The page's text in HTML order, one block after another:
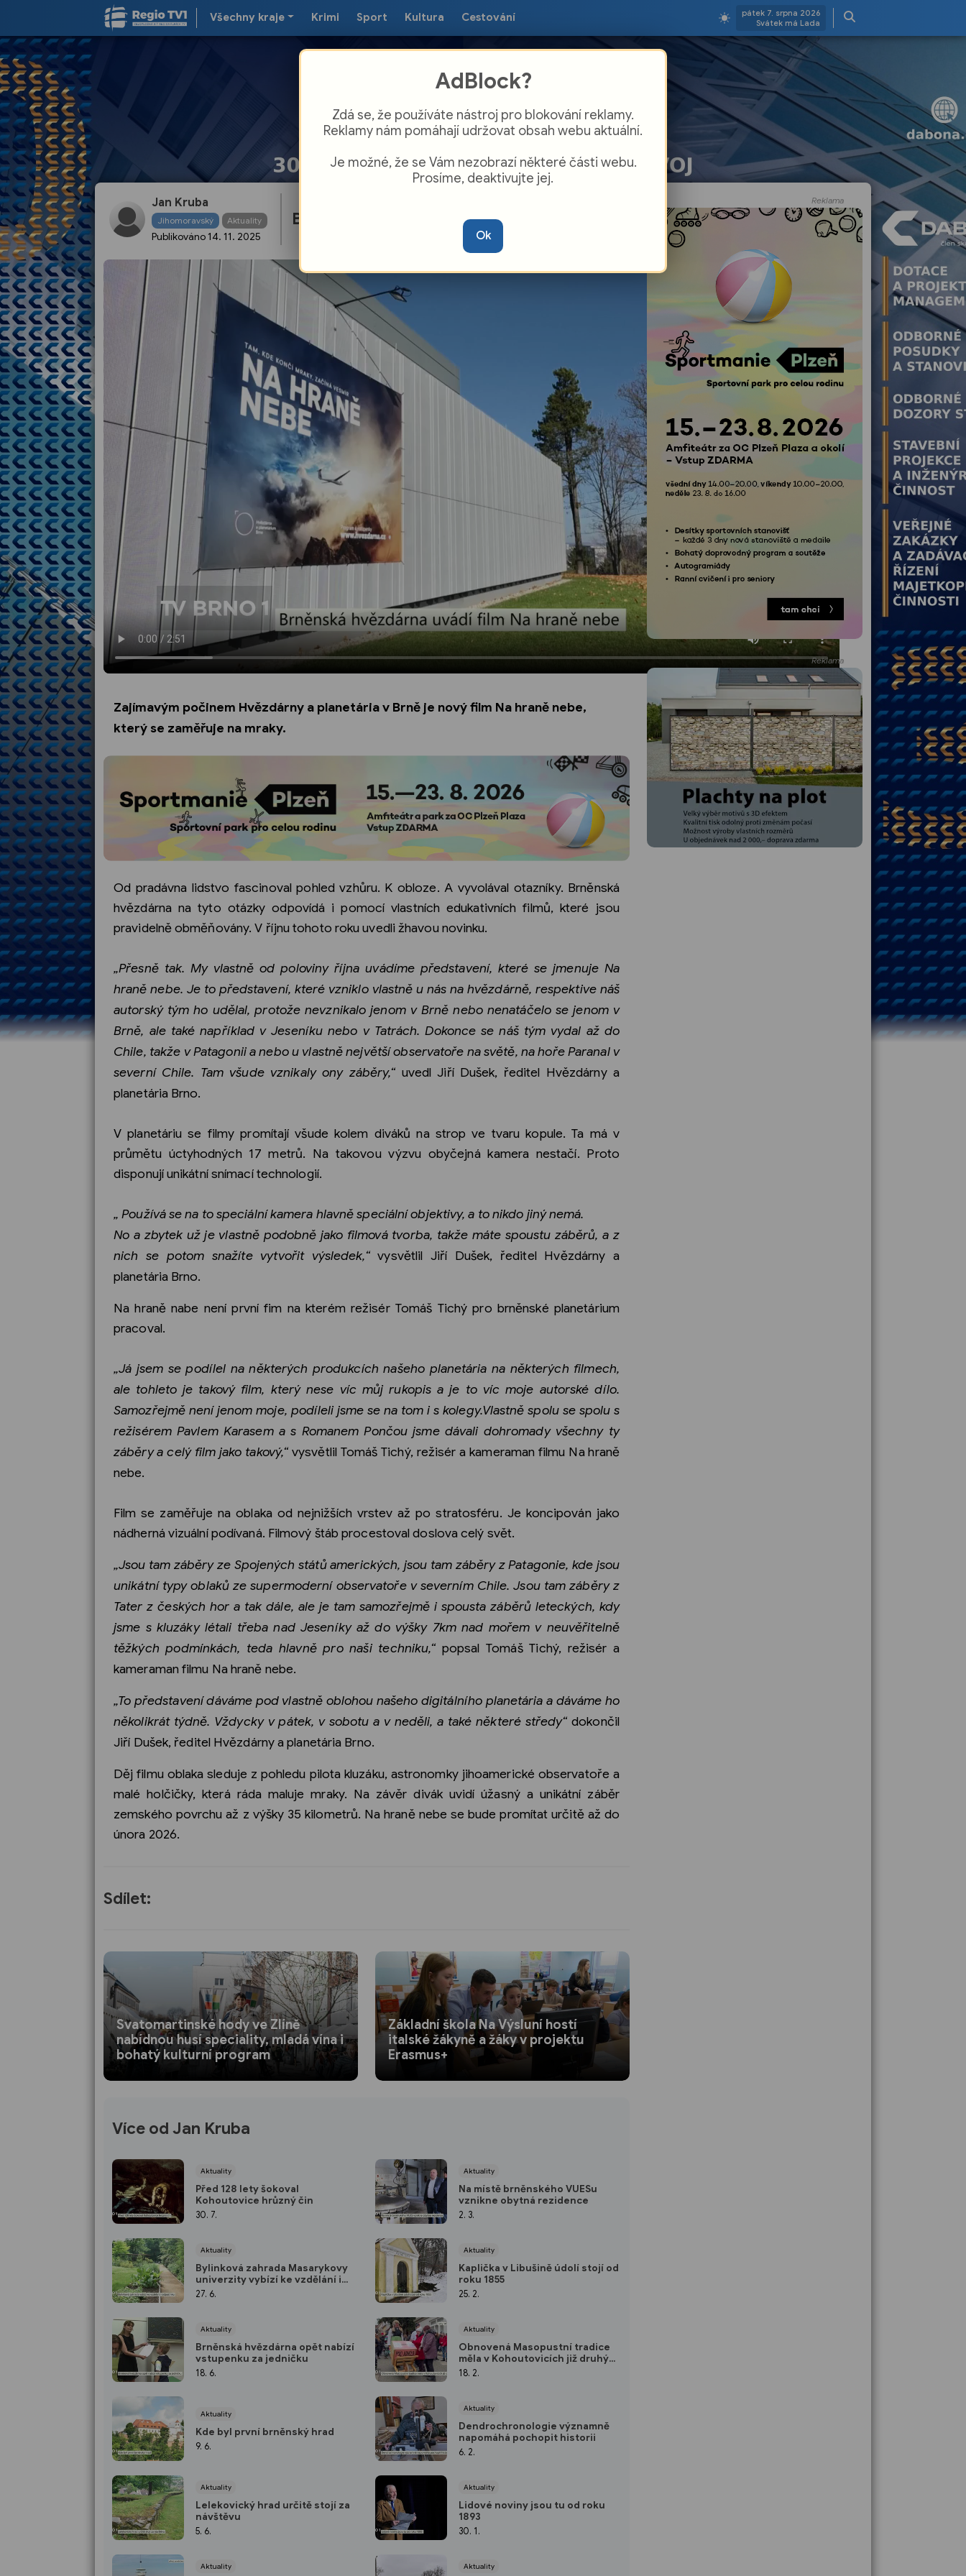
Všechny kraje Krimi Sport Kultura Cestování
pátek 7. srpna 2026
Svátek má Lada
Jan Kruba
Jihomoravský Aktuality
Publikováno 14. 11. 2025
Brněnská hvězdárna uvádí film Na hraně nebe
Zajímavým počinem Hvězdárny a planetária v Brně je nový film Na hraně nebe,
který se zaměřuje na mraky.
Od pradávna lidstvo fascinoval pohled vzhůru. K obloze. A vyvolával otazníky. Brněnská
hvězdárna na tyto otázky odpovídá i pomocí vlastních edukativních filmů, které jsou
pravidelně obměňovány. V říjnu tohoto roku uvedli žhavou novinku.
„Přesně tak. My vlastně od poloviny října uvádíme představení, které se jmenuje Na
hraně nebe. Je to představení, které vzniklo vlastně u nás na hvězdárně, respektive náš
autorský tým ho udělal, protože nevznikalo jenom v Brně nebo nenatáčelo se jenom v
Brně, ale také například v Jeseníku nebo v Tatrách. Dokonce se náš tým vydal až do
Chile, takže v Patagonii a nebo u vlastně největší observatoře na světě, na hoře Paranal v
severní Chile. Tam všude vznikaly ony záběry,“ uvedl Jiří Dušek, ředitel Hvězdárny a
planetária Brno.
V planetáriu se filmy promítají všude kolem diváků na strop ve tvaru kopule. Ta má v
průmětu úctyhodných 17 metrů. Na takovou výzvu obyčejná kamera nestačí. Proto
disponují unikátní snímací technologií.
„ Používá se na to speciální kamera hlavně speciální objektivy, a to nikdo jiný nemá.
No a zbytek už je vlastně podobně jako filmová tvorba, takže máte spoustu záběrů, a z
nich se potom snažíte vytvořit výsledek,“vysvětlil Jiří Dušek, ředitel Hvězdárny a
planetária Brno.
Na hraně nabe není první fim na kterém režisér Tomáš Tichý pro brněnské planetárium
pracoval.
„Já jsem se podílel na některých produkcích našeho planetária na některých filmech,
ale tohleto je takový film, který nese víc můj rukopis a je to víc moje autorské dílo.
Samozřejmě není jenom moje, podíleli jsme se na tom i s kolegy.Vlastně spolu se spolu s
režisérem Pavlem Karasem a s Romanem Pončou jsme dávali dohromady všechny ty
záběry a celý film jako takový,“ vysvětlil Tomáš Tichý, režisér a kameraman filmu Na hraně
nebe.
Film se zaměřuje na oblaka od nejnižších vrstev až po stratosféru. Je koncipován jako
nádherná vizuální podívaná. Filmový štáb procestoval doslova celý svět.
„Jsou tam záběry ze Spojených států amerických, jsou tam záběry z Patagonie, kde jsou
unikátní typy oblaků ze supermoderní observatoře v severním Chile. Jsou tam záběry z
Tater z českých hor a tak dále, ale je tam samozřejmě i spousta záběrů leteckých, kdy
jsme s kluzáky létali třeba nad Jeseníky až do výšky 7km nad mořem v neuvěřitelně
těžkých podmínkách, teda hlavně pro naši techniku,“ popsal Tomáš Tichý, režisér a
kameraman filmu Na hraně nebe.
„To představení dáváme pod vlastně oblohou našeho digitálního planetária a dáváme ho
několikrát týdně. Vždycky v pátek, v sobotu a v neděli, a také některé středy“ dokončil
Jiří Dušek, ředitel Hvězdárny a planetária Brno.
Děj filmu oblaka sleduje z pohledu pilota kluzáku, astronomky jihoamerické observatoře a
malé holčičky, která ráda maluje mraky. Na závěr divák uvidí úžasný a unikátní záběr
zemského povrchu až z výšky 35 kilometrů. Na hraně nebe se bude promítat určitě až do
února 2026.
Sdílet:
Svatomartinské hody ve Zlíně
nabídnou husí speciality, mladá vína i
bohatý kulturní program
Základní škola Na Výsluní hostí
italské žákyně a žáky v projektu
Erasmus+
Více od Jan Kruba
Aktuality
Před 128 lety šokoval
Kohoutovice hrůzný čin
30. 7.
Aktuality
Bylinková zahrada Masarykovy
univerzity vybízí ke vzdělání i
odpočinku
27. 6.
Aktuality
Brněnská hvězdárna opět nabízí
vstupenku za jedničku
18. 6.
Aktuality
Kde byl první brněnský hrad
9. 6.
Aktuality
Lelekovický hrad určitě stojí za
návštěvu
5. 6.
Aktuality
Aktuality
Na místě brněnského VUESu
vznikne obytná rezidence
2. 3.
Aktuality
Kaplička v Libušině údolí stojí od
roku 1855
25. 2.
Aktuality
Obnovená Masopustní tradice
měla v Kohoutovicích již druhý
ročník
18. 2.
Aktuality
Dendrochronologie významně
napomáhá pochopit historii
6. 2.
Aktuality
Lidové noviny jsou tu od roku
1893
30. 1.
Aktuality
Reklama
Reklama
AdBlock?
Zdá se, že používáte nástroj pro blokování reklamy.
Reklamy nám pomáhají udržovat obsah webu aktuální.
Je možné, že se Vám nezobrazí některé části webu.
Prosíme, deaktivujte jej.
Ok